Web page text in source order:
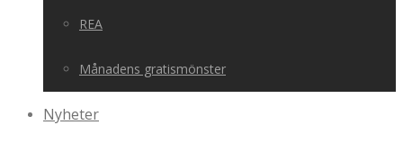
REA
Månadens gratismönster
Nyheter